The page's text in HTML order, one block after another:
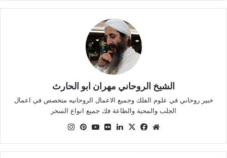
الشيخ الروحاني مهران ابو الحارث
خبير روحاني في علوم الفلك وجميع الاعمال الروحانيه متخصص في اعمال
الجلب والمحبة والطاعة فك جميع انواع السحر
موقعفيسبوك
X لينكدإن
صور
فليكر
يوتيوببينتيريست